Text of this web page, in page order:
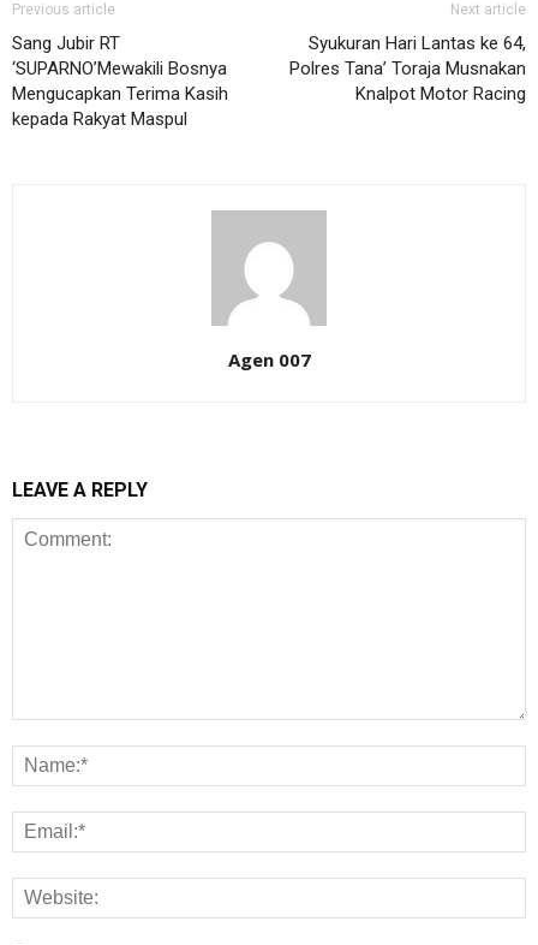
Previous article
Sang Jubir RT
‘SUPARNO’Mewakili Bosnya
Mengucapkan Terima Kasih
kepada Rakyat Maspul
Next article
Syukuran Hari Lantas ke 64,
Polres Tana’ Toraja Musnakan
Knalpot Motor Racing
Agen 007
LEAVE A REPLY